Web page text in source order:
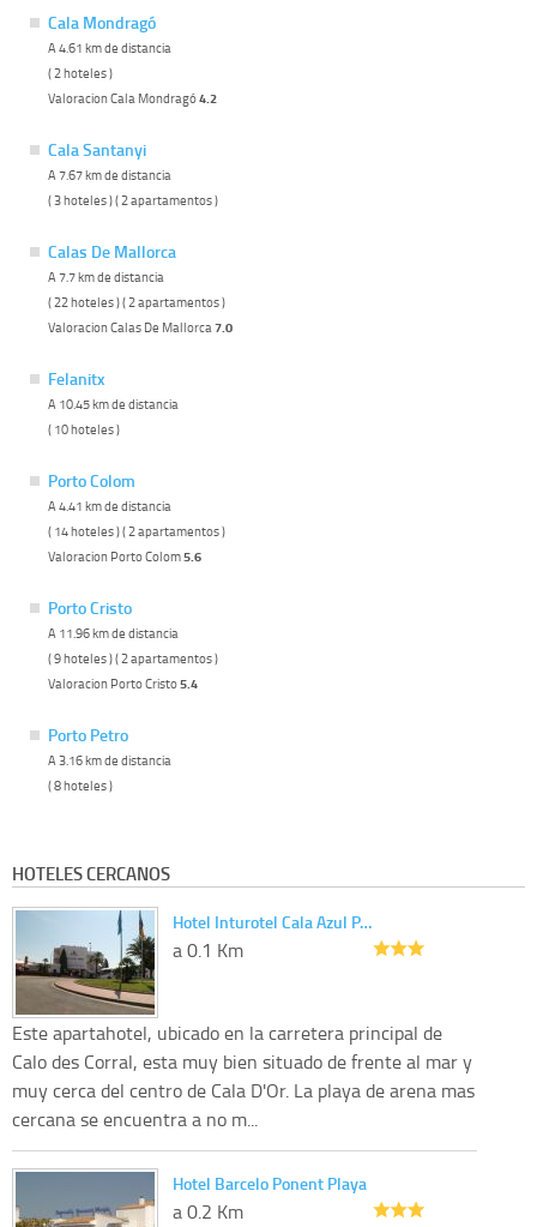
Cala Mondragó
A 4.61 km de distancia
( 2 hoteles )
Valoracion Cala Mondragó4.2
Cala Santanyi
A 7.67 km de distancia
( 3 hoteles ) ( 2 apartamentos )
Calas De Mallorca
A 7.7 km de distancia
( 22 hoteles ) ( 2 apartamentos )
Valoracion Calas De Mallorca7.0
Felanitx
A 10.45 km de distancia
( 10 hoteles )
Porto Colom
A 4.41 km de distancia
( 14 hoteles ) ( 2 apartamentos )
Valoracion Porto Colom5.6
Porto Cristo
A 11.96 km de distancia
( 9 hoteles ) ( 2 apartamentos )
Valoracion Porto Cristo5.4
Porto Petro
A 3.16 km de distancia
( 8 hoteles )
HOTELES CERCANOS
Hotel Inturotel Cala Azul P…
a 0.1 Km
Este apartahotel, ubicado en la carretera principal de
Calo des Corral, esta muy bien situado de frente al mar y
muy cerca del centro de Cala D'Or. La playa de arena mas
cercana se encuentra a no m...
Hotel Barcelo Ponent Playa
a 0.2 Km